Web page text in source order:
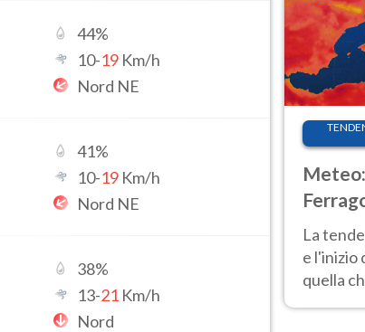
44%
10-19 Km/h
Nord NE
41%
10-19 Km/h
Nord NE
38%
13-21 Km/h
Nord
pausa.
La
e l'inizio
quella